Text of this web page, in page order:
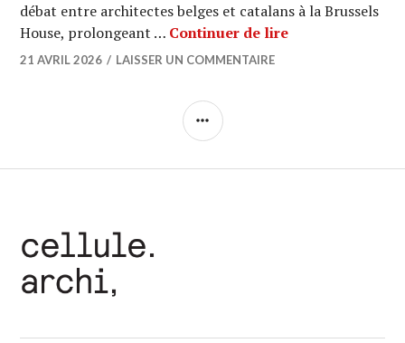
débat entre architectes belges et catalans à la Brussels
House, prolongeant … Continuer de lireÀ Barcelone, la
21 AVRIL 2026 LAISSER UN COMMENTAIRE
COLONNE